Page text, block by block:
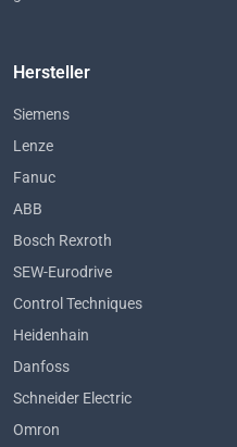
Hersteller
Siemens
Lenze
Fanuc
ABB
Bosch Rexroth
SEW-Eurodrive
Control Techniques
Heidenhain
Danfoss
Schneider Electric
Omron